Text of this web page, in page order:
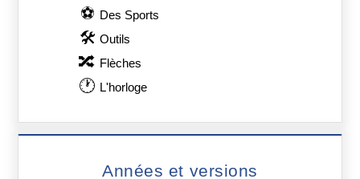
⚽ Des Sports
🛠 Outils
🔀 Flèches
🕐 L'horloge
Années et versions